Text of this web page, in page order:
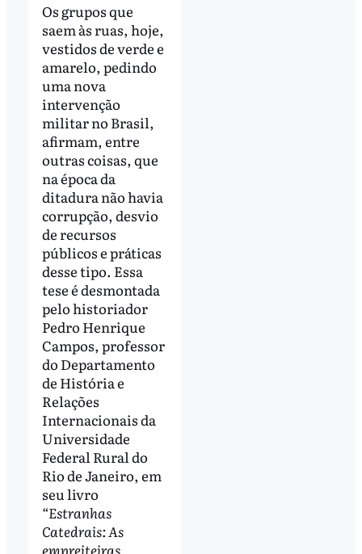
Os grupos que
saem às ruas, hoje,
vestidos de verde e
amarelo, pedindo
uma nova
intervenção
militar no Brasil,
afirmam, entre
outras coisas, que
na época da
ditadura não havia
corrupção, desvio
de recursos
públicos e práticas
desse tipo. Essa
tese é desmontada
pelo historiador
Pedro Henrique
Campos, professor
do Departamento
de História e
Relações
Internacionais da
Universidade
Federal Rural do
Rio de Janeiro, em
seu livro
“Estranhas
Catedrais: As
empreiteiras